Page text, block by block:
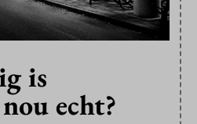
is
echt?